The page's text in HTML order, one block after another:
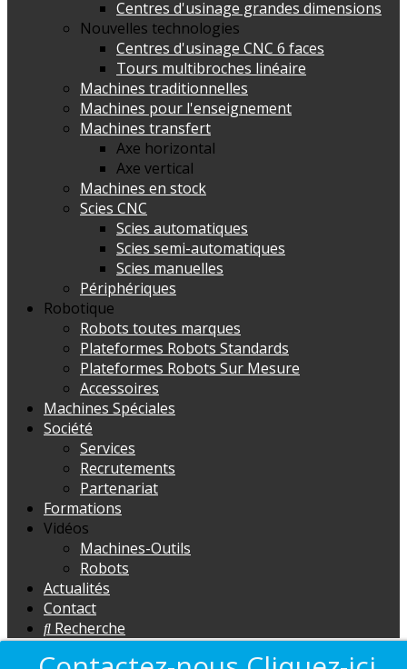
Centres d'usinage grandes dimensions
Nouvelles technologies
Centres d'usinage CNC 6 faces
Tours multibroches linéaire
Machines traditionnelles
Machines pour l'enseignement
Machines transfert
Axe horizontal
Axe vertical
Machines en stock
Scies CNC
Scies automatiques
Scies semi-automatiques
Scies manuelles
Périphériques
Robotique
Robots toutes marques
Plateformes Robots Standards
Plateformes Robots Sur Mesure
Accessoires
Machines Spéciales
Société
Services
Recrutements
Partenariat
Formations
Vidéos
Machines-Outils
Robots
Actualités
Contact
Recherche